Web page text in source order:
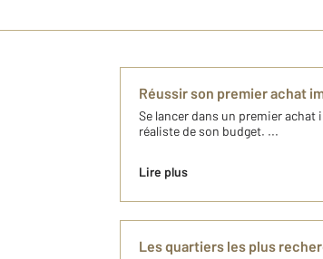
Réussir son premier achat
Se lancer dans un premier
réaliste de son budget. ...
Lire plus
Les quartiers les plus